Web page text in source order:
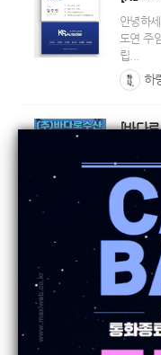
안녕하
도연 주
립...
하
다양하
(주)바다
하랑
[싸인
싸인스
하
[스마